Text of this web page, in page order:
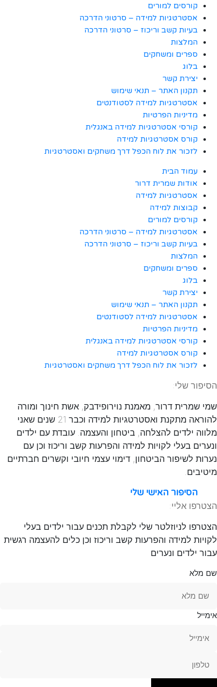
קורסים למורים
אסטרטגיות למידה – סרטוני הדרכה
בעיות קשב וריכוז – סרטוני הדרכה
המלצות
ספרים ומשחקים
בלוג
יצירת קשר
תקנון האתר – תנאי שימוש
אסטרטגיות למידה לסטודנטים
מדיניות הפרטיות
קורסי אסטרטגיות למידה באנגלית
קורס אסטרטגיות למידה
לזכור את לוח הכפל דרך משחקים ואסטרטגיות
עמוד הבית
אודות שמרית דרור
אסטרטגיות למידה
קבוצות למידה
קורסים למורים
אסטרטגיות למידה – סרטוני הדרכה
בעיות קשב וריכוז – סרטוני הדרכה
המלצות
ספרים ומשחקים
בלוג
יצירת קשר
תקנון האתר – תנאי שימוש
אסטרטגיות למידה לסטודנטים
מדיניות הפרטיות
קורסי אסטרטגיות למידה באנגלית
קורס אסטרטגיות למידה
לזכור את לוח הכפל דרך משחקים ואסטרטגיות
הסיפור שלי:
שמי שמרית דרור, מאמנת נוירופידבק, אשת חינוך ומורה
להוראה מתקנת ואסטרטגיות למידה וכבר 21 שנים שאני
מלווה ילדים להצלחה, ביטחון והעצמה. עובדת עם ילדים
ונערים בעלי לקויות למידה והפרעות קשב וריכוז וכן עם
נערות לשיפור הביטחון, דימוי עצמי חיובי וקשרים חברתיים
מיטיבים.
הסיפור האישי שלי
הצטרפו אליי:
הצטרפו לניוזלטר שלי לקבלת תכנים עבור ילדים בעלי
לקויות למידה והפרעות קשב וריכוז וכן כלים להעצמה רגשית
עבור ילדים ונערים
שם מלא
אימייל